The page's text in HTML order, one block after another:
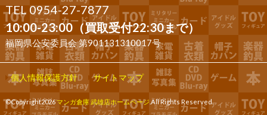
TEL 0954-27-7877
10:00-23:00（買取受付22:30まで）
福岡県公安委員会 第901131310017号
個人情報保護方針 サイトマップ
©Copyright2026マンガ倉庫 武雄店ホームページ .All Rights Reserved.